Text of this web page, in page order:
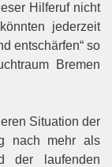
Hilferuf nicht
jederzeit
entschärfen“ so
Bremen
Situation der
nach mehr als
der laufenden